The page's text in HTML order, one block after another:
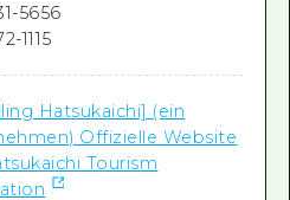
5656
1115
Hatsukaichi] (ein
Offizielle Website
Tourism